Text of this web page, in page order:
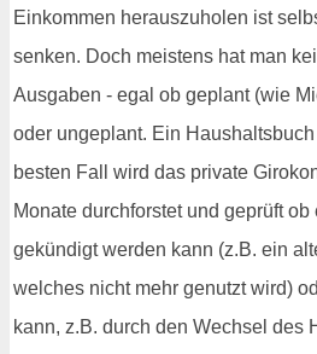
Einkommen herauszuholen ist
senken. Doch meistens hat man
Ausgaben - egal ob geplant (wie
oder ungeplant. Ein
besten Fall wird das private
Monate durchforstet und geprüft
gekündigt werden kann (z.B. ein
welches nicht mehr genutzt wird)
kann, z.B. durch den Wechsel des